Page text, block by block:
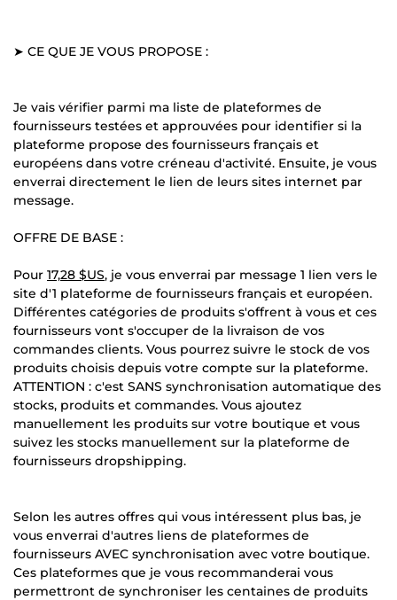
➤ CE QUE JE VOUS PROPOSE :
Je vais vérifier parmi ma liste de plateformes de
fournisseurs testées et approuvées pour identifier si la
plateforme propose des fournisseurs français et
européens dans votre créneau d'activité. Ensuite, je vous
enverrai directement le lien de leurs sites internet par
message.
OFFRE DE BASE :
Pour 17,28 $US, je vous enverrai par message 1 lien vers le
site d'1 plateforme de fournisseurs français et européen.
Différentes catégories de produits s'offrent à vous et ces
fournisseurs vont s'occuper de la livraison de vos
commandes clients. Vous pourrez suivre le stock de vos
produits choisis depuis votre compte sur la plateforme.
ATTENTION : c'est SANS synchronisation automatique des
stocks, produits et commandes. Vous ajoutez
manuellement les produits sur votre boutique et vous
suivez les stocks manuellement sur la plateforme de
fournisseurs dropshipping.
Selon les autres offres qui vous intéressent plus bas, je
vous enverrai d'autres liens de plateformes de
fournisseurs AVEC synchronisation avec votre boutique.
Ces plateformes que je vous recommanderai vous
permettront de synchroniser les centaines de produits